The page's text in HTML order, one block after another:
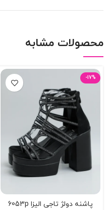
محصولات مشابه
-17%
پاشنه دولژ تاجی الیزا 6053p